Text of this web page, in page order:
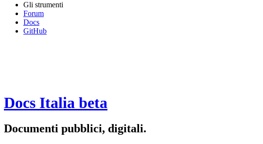
Gli strumenti
Forum
Docs
GitHub
Docs Italia beta
Documenti pubblici, digitali.